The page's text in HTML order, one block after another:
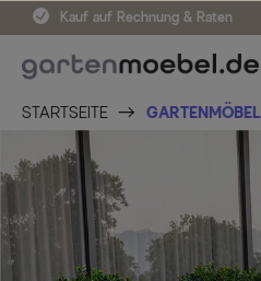
Kauf auf Rechnung & Raten
STARTSEITE GARTENMÖBEL